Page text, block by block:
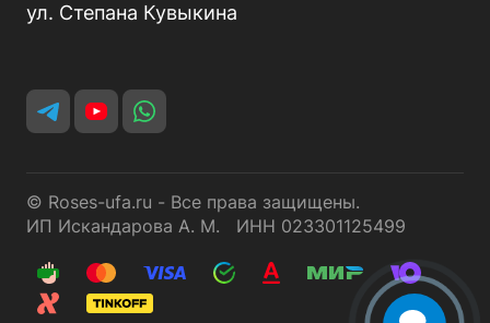
ул. Степана Кувыкина
© Roses-ufa.ru - Все права защищены.
ИП Искандарова А. М. ИНН 023301125499